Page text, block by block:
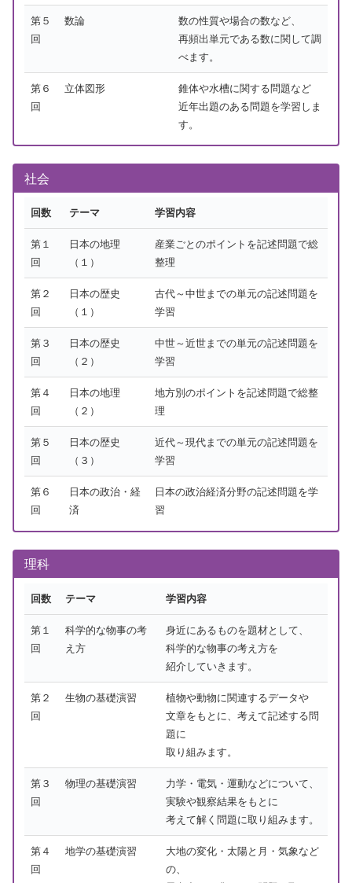
第５
回
数論
数の性質や場合の数など、
再頻出単元である数に関して調
べます。
第６
回
立体図形
錐体や水槽に関する問題など
近年出題のある問題を学習しま
す。
社会
回数 テーマ 学習内容
第１
回
日本の地理
（１）
産業ごとのポイントを記述問題で総
整理
第２
回
日本の歴史
（１）
古代～中世までの単元の記述問題を
学習
第３
回
日本の歴史
（２）
中世～近世までの単元の記述問題を
学習
第４
回
日本の地理
（２）
地方別のポイントを記述問題で総整
理
第５
回
日本の歴史
（３）
近代～現代までの単元の記述問題を
学習
第６
回
日本の政治・経
済
日本の政治経済分野の記述問題を学
習
理科
回数 テーマ 学習内容
第１
回
科学的な物事の考
え方
身近にあるものを題材として、
科学的な物事の考え方を
紹介していきます。
第２
回
生物の基礎演習
植物や動物に関連するデータや
文章をもとに、考えて記述する問
題に
取り組みます。
第３
回
物理の基礎演習
力学・電気・運動などについて、
実験や観察結果をもとに
考えて解く問題に取り組みます。
第４
回
地学の基礎演習
大地の変化・太陽と月・気象など
の、